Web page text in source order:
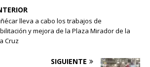
lleva a cabo los trabajos de
y mejora de la Plaza Mirador de la
Cruz
SIGUIENTE